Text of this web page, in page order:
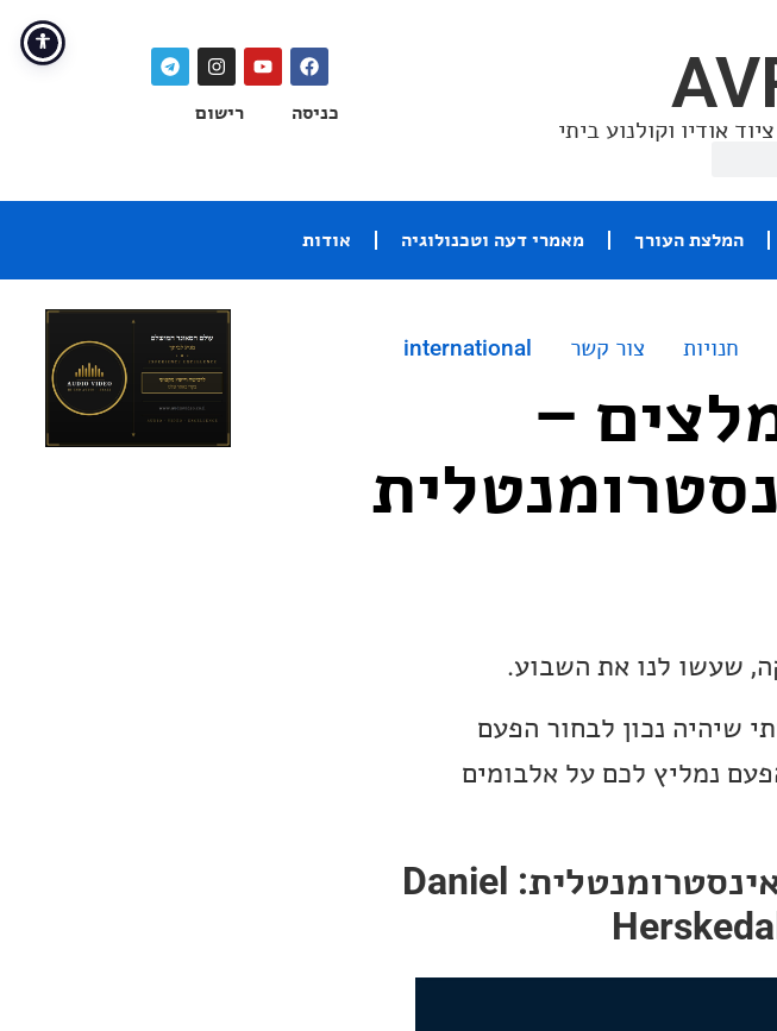
אודיו וקולנוע ביתי
כניסה רישום
המלצת העורך מאמרי דעה וטכנולוגיה אודות
חנויות צור קשר international
–
שעשו לנו את השבוע.
שיהיה נכון לבחור הפעם
נמליץ לכם על אלבומים
אלבום השבוע של מוזיקה מרגיעה אינסטרומנטלית: Daniel